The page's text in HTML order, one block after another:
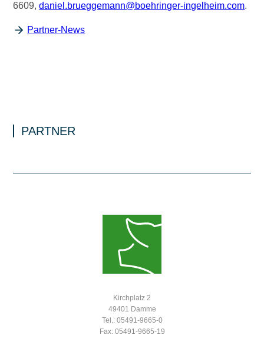
6609,daniel.brueggemann@boehringer-ingelheim.com.
Partner-News
PARTNER
Kirchplatz 2
49401 Damme
Tel.: 05491-9665-0
Fax: 05491-9665-19